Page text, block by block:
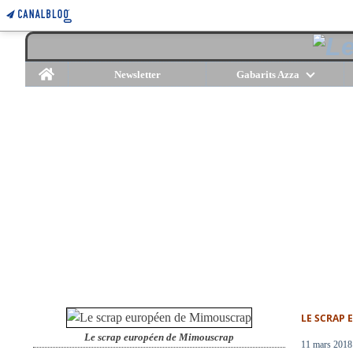
Home
Newsletter Gabarits Azza
Le scrap européen de Mimouscrap
LE SCRAP
11 mars 2018